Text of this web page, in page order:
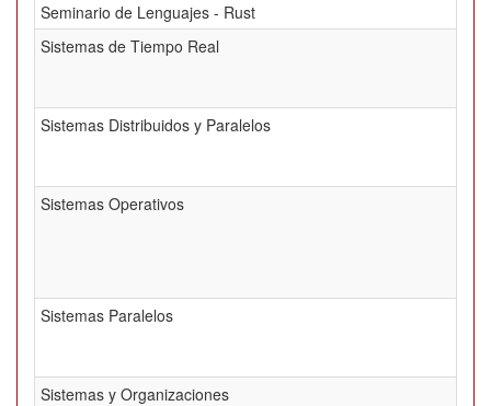
Seminario de Lenguajes - Rust
Sistemas de Tiempo Real
Sistemas Distribuidos y Paralelos
Sistemas Operativos
Sistemas Paralelos
Sistemas y Organizaciones